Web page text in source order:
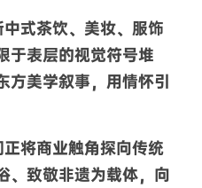
式茶饮、美妆、服饰
于表层的视觉符号堆
方美学叙事，用情怀引
正将商业触角探向传统
、致敬非遗为载体，向